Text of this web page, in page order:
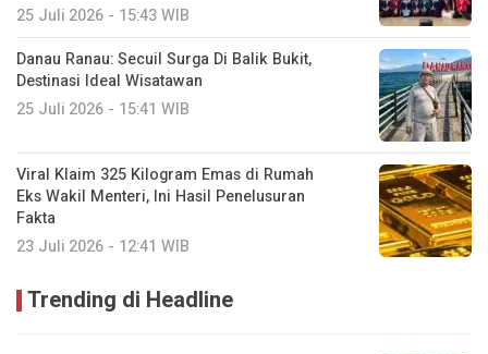
25 Juli 2026 - 15:43 WIB
Danau Ranau: Secuil Surga Di Balik Bukit,
Destinasi Ideal Wisatawan
25 Juli 2026 - 15:41 WIB
Viral Klaim 325 Kilogram Emas di Rumah
Eks Wakil Menteri, Ini Hasil Penelusuran
Fakta
23 Juli 2026 - 12:41 WIB
Trending di Headline